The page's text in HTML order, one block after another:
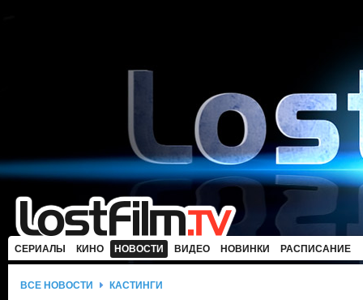
СЕРИАЛЫ КИНО НОВОСТИ ВИДЕО НОВИНКИ РАСПИСАНИЕ
ВСЕ НОВОСТИ КАСТИНГИ